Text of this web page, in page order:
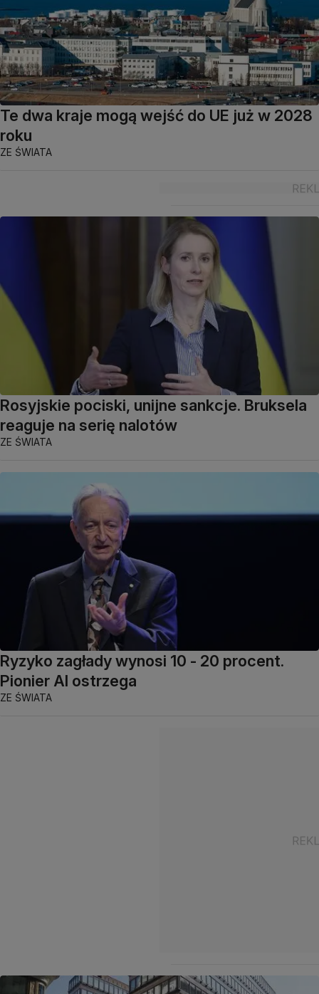
Te dwa kraje mogą wejść do UE już w 2028
roku
ZE ŚWIATA
Rosyjskie pociski, unijne sankcje. Bruksela
reaguje na serię nalotów
ZE ŚWIATA
Ryzyko zagłady wynosi 10 - 20 procent.
Pionier AI ostrzega
ZE ŚWIATA